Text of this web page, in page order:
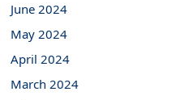
June 2024
May 2024
April 2024
March 2024